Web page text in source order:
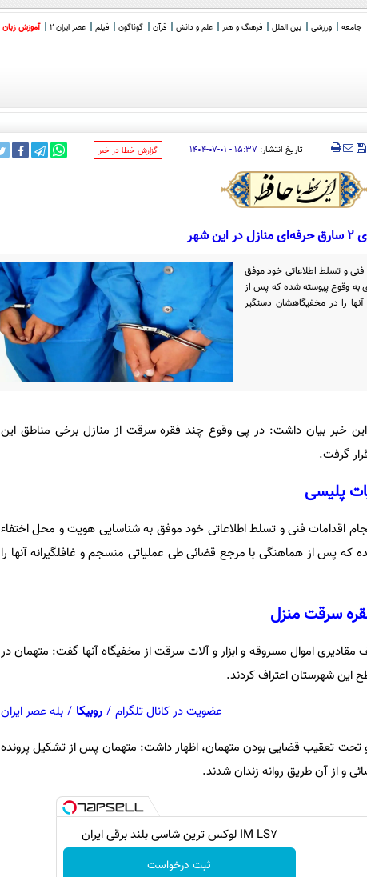
جامعه ورزشی بین الملل فرهنگ و هنر علم و دانش قرآن گوناگون فیلم عصر ایران 2 آموزش زبان
تاریخ انتشار: ۱۵:۳۷ - ۰۱-۰۷-۱۴۰۴ ‌گزارش خطا در خبر
این شهر
کلانتری ۱۱ با انجام اقدامات فنی و تسلط اطلاعاتی خود موفق
با سرقت های به وقوع پیوسته شده که پس از
را در مخفیگاهشان دستگیر
خبر بیان داشت: در پی وقوع چند فقره سرقت از منازل برخی مناطق این
گرفت.
پلیسی
رکنا، وی افزود: ماموران کلانتری ۱۱ با انجام اقدامات فنی و تسلط اطلاعاتی خود موفق به شناسایی هویت و محل اختفاء
که پس از هماهنگی با مرجع قضائی طی عملیاتی منسجم و غافلگیرانه آنها را
مقادیری اموال مسروقه و ابزار و آلات سرقت از مخفیگاه آنها گفت: متهمان در
عضویت در کانال تلگرام / روبیکا / بله عصر ایران
تحت تعقیب قضایی بودن متهمان، اظهار داشت: متهمان پس از تشکیل پرونده
و از آن طریق روانه زندان شدند.
IM LS7 لوکس ترین شاسی بلند برقی ایران
ثبت درخواست